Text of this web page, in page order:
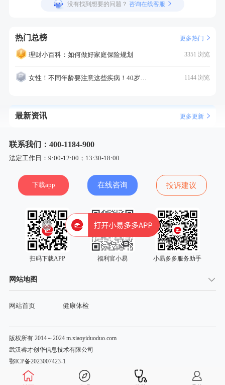
没有找到想要的问题？ 咨询在线客服
热门总榜 更多热门
理财小百科：如何做好家庭保险规划 3351 浏览
女性！不同年龄要注意这些疾病！40岁的这个疾病最需要注意！ 1144 浏览
最新资讯 更多更新
联系我们：400-1184-900
法定工作日：9:00-12:00；13:30-18:00
下载app 在线咨询 投诉建议
扫码下载APP 福利官小易 小易多多服务助手
网站地图
网站首页 健康体检
版权所有 2014～2024 m.xiaoyiduoduo.com
武汉睿才创华信息技术有限公司
鄂ICP备2023007423-1